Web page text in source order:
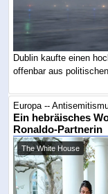
Dublin kaufte einen
offenbar aus
Europa --
Ein hebräisches
Ronaldo-Partnerin
The White House